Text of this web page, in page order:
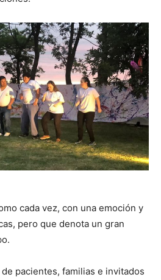
cada vez, con una emoción y
pero que denota un gran
pacientes, familias e invitados